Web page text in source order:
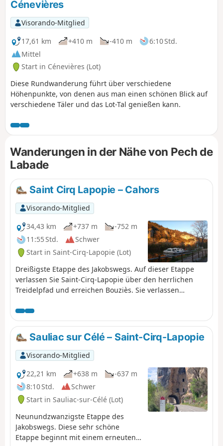
Cénevières
Visorando-Mitglied
17,61 km
+410 m -410 m
6:10 Std.
Mittel
Start in Cénevières (Lot)
Diese Rundwanderung führt über verschiedene
Höhenpunkte, von denen aus man einen schönen Blick auf
verschiedene Täler und das Lot-Tal genießen kann.
Wanderungen in der Nähe von Pech de
Labade
Saint Cirq Lapopie – Cahors
Visorando-Mitglied
34,43 km
+737 m
-752 m
11:55 Std.
Schwer
Start in Saint-Cirq-Lapopie (Lot)
Dreißigste Etappe des Jakobswegs. Auf dieser Etappe
verlassen Sie Saint-Cirq-Lapopie über den herrlichen
Treidelpfad und erreichen Bouziès. Sie verlassen
auf die Hochebene hinauf, von der aus Sie einen
schönen Blick auf das Lot-Tal genießen können, bevor Sie
wieder hinunter nach Arcambal und zu dessen
mittelalterlicher Burg gehen. Anschließend wandern Sie
am ruhigen Flusslauf des Lot entlang bis nach Cahors.
Sauliac sur Célé – Saint-Cirq-Lapopie
Visorando-Mitglied
22,21 km
+638 m
-637 m
8:10 Std.
Schwer
Start in Sauliac-sur-Célé (Lot)
Neunundzwanzigste Etappe des
Jakobswegs. Diese sehr schöne
Etappe beginnt mit einem erneuten